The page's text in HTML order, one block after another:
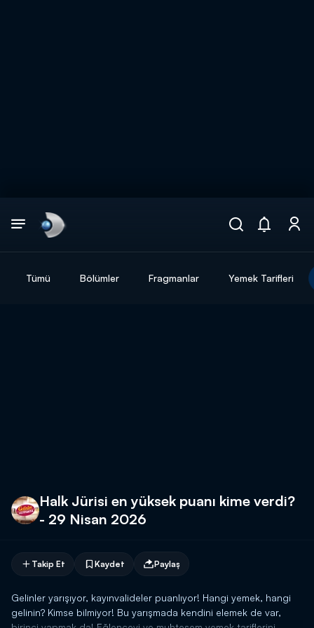
Tümü Bölümler Fragmanlar Yemek Tarifleri
Halk Jürisi en yüksek puanı kime verdi?
- 29 Nisan 2026
Takip Et Kaydet Paylaş
Gelinler yarışıyor, kayınvalideler puanlıyor! Hangi yemek, hangi
gelinin? Kimse bilmiyor! Bu yarışmada kendini elemek de var,